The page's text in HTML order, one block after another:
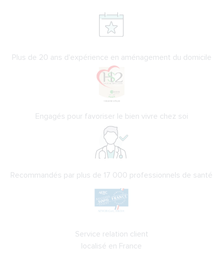
Plus de 20 ans d'expérience en aménagement du domicile
Engagés pour favoriser le bien vivre chez soi
Recommandés par plus de 17 000 professionnels de santé
Service relation client
localisé en France